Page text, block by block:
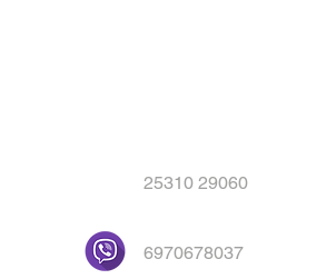
25310 29060
6970678037